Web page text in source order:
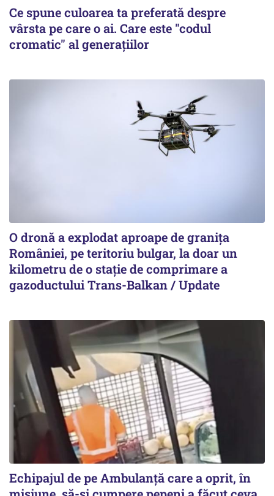
Ce spune culoarea ta preferată despre
vârsta pe care o ai. Care este "codul
cromatic" al generațiilor
O dronă a explodat aproape de granița
României, pe teritoriu bulgar, la doar un
kilometru de o stație de comprimare a
gazoductului Trans-Balkan / Update
Echipajul de pe Ambulanță care a oprit, în